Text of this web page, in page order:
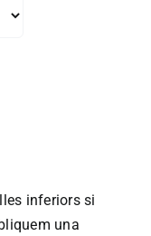
inferiors si
una